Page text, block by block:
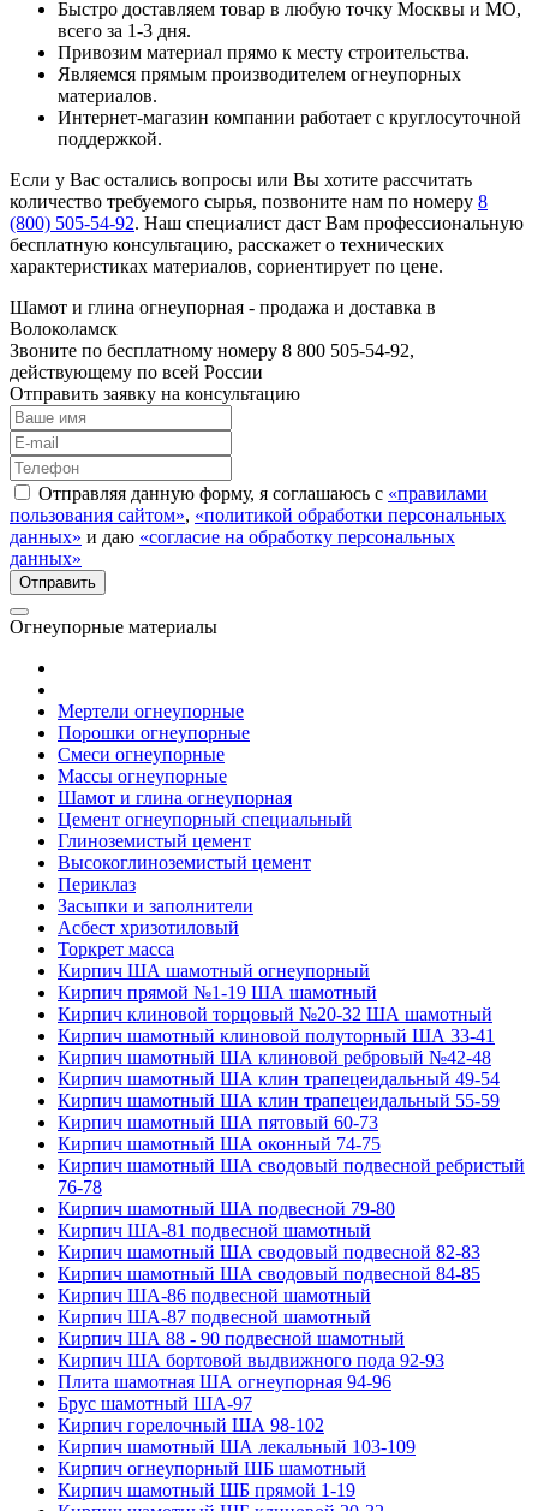
Быстро доставляем товар в любую точку Москвы и МО,
всего за 1-3 дня.
Привозим материал прямо к месту строительства.
Являемся прямым производителем огнеупорных
материалов.
Интернет-магазин компании работает с круглосуточной
поддержкой.
Если у Вас остались вопросы или Вы хотите рассчитать
количество требуемого сырья, позвоните нам по номеру 8
(800) 505-54-92. Наш специалист даст Вам профессиональную
бесплатную консультацию, расскажет о технических
характеристиках материалов, сориентирует по цене.
Шамот и глина огнеупорная - продажа и доставка в
Волоколамск
Звоните по бесплатному номеру 8 800 505-54-92,
действующему по всей России
Отправить заявку на консультацию
Отправляя данную форму, я соглашаюсь с «правилами
пользования сайтом», «политикой обработки персональных
данных» и даю «согласие на обработку персональных
данных»
Огнеупорные материалы
Мертели огнеупорные
Порошки огнеупорные
Смеси огнеупорные
Массы огнеупорные
Шамот и глина огнеупорная
Цемент огнеупорный специальный
Глиноземистый цемент
Высокоглиноземистый цемент
Периклаз
Засыпки и заполнители
Асбест хризотиловый
Торкрет масса
Кирпич ША шамотный огнеупорный
Кирпич прямой №1-19 ША шамотный
Кирпич клиновой торцовый №20-32 ША шамотный
Кирпич шамотный клиновой полуторный ША 33-41
Кирпич шамотный ША клиновой ребровый №42-48
Кирпич шамотный ША клин трапецеидальный 49-54
Кирпич шамотный ША клин трапецеидальный 55-59
Кирпич шамотный ША пятовый 60-73
Кирпич шамотный ША оконный 74-75
Кирпич шамотный ША сводовый подвесной ребристый
76-78
Кирпич шамотный ША подвесной 79-80
Кирпич ША-81 подвесной шамотный
Кирпич шамотный ША сводовый подвесной 82-83
Кирпич шамотный ША сводовый подвесной 84-85
Кирпич ША-86 подвесной шамотный
Кирпич ША-87 подвесной шамотный
Кирпич ША 88 - 90 подвесной шамотный
Кирпич ША бортовой выдвижного пода 92-93
Плита шамотная ША огнеупорная 94-96
Брус шамотный ША-97
Кирпич горелочный ША 98-102
Кирпич шамотный ША лекальный 103-109
Кирпич огнеупорный ШБ шамотный
Кирпич шамотный ШБ прямой 1-19